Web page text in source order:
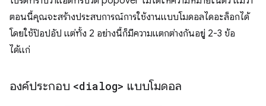
ตอนนี้คุณจะสร้างประสบการณ์การใช้งานแบบโมดอลไดอะล็อกได้
โดยใช้ป๊อปอัป แต่ทั้ง 2 อย่างนี้ก็มีความแตกต่างกันอยู่ 2-3 ข้อ
ได้แก่
องค์ประกอบ <dialog> แบบโมดอล